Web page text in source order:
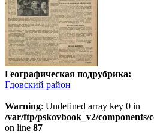
Географическая подрубрика:
Гдовский район
Warning: Undefined array key 0 in
/var/ftp/pskovbook_v2/
on line 87